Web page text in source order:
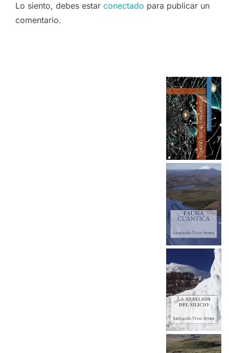
Lo siento, debes estar conectado para publicar un
comentario.